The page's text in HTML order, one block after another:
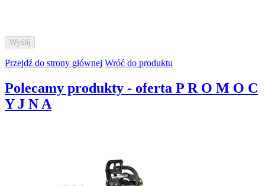
Przejdź do strony głównej Wróć do produktu
Polecamy produkty - oferta P R O M O C
Y J N A